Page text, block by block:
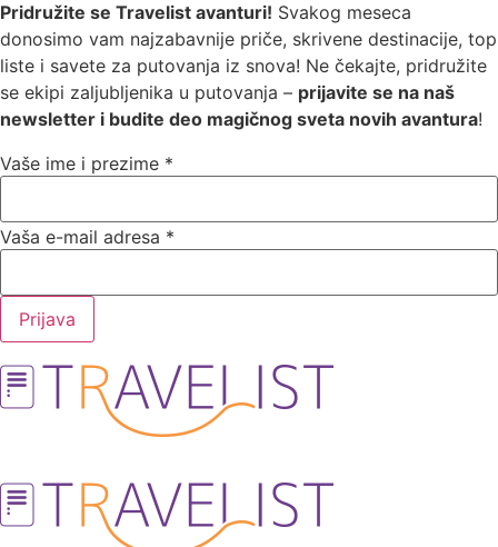
Pridružite se Travelist avanturi! Svakog meseca
donosimo vam najzabavnije priče, skrivene destinacije, top
liste i savete za putovanja iz snova! Ne čekajte, pridružite
se ekipi zaljubljenika u putovanja – prijavite se na naš
newsletter i budite deo magičnog sveta novih avantura!
Vaše ime i prezime *
Vaša e-mail adresa *
Prijava